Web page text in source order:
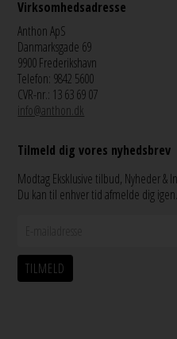
Virksomhedsadresse
Anthon ApS
Danmarksgade 69
9900 Frederikshavn
Telefon: 9842 5600
CVR-nr.: 13 63 69 07
info@anthon.dk
Tilmeld dig vores nyhedsbrev
Modtag Eksklusive tilbud, Nyheder &
Du kan til enhver tid afmelde dig igen.